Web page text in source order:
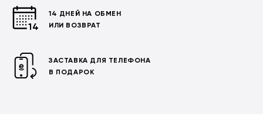
14 ДНЕЙ НА ОБМЕН
ИЛИ ВОЗВРАТ
ЗАСТАВКА ДЛЯ ТЕЛЕФОНА
В ПОДАРОК